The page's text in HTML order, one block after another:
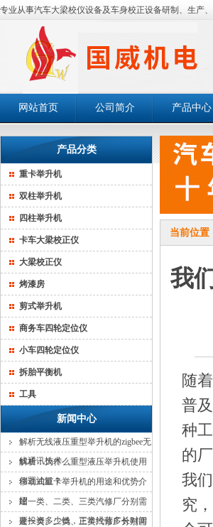
专业从事汽车大梁校仪设备及车身校正设备研制、生产、
网站首页 公司简介 产品中心
产品分类
重卡举升机
双柱举升机
四柱举升机
卡车大梁校正仪
大梁校正仪
烤漆房
剪式举升机
商务车四轮定位仪
小车四轮定位仪
拆胎平衡机
工具
新闻中心
解析无线液压重型举升机的zigbee无
线通讯技术
解析：为什么重型液压举升机使用
倒置油缸？
移动式重卡举升机的用途和优势介
绍
建一类、二类、三类汽修厂分别需
要投资多少钱，正常经营多长时间
建一类、二类、三类汽修厂分别需
当前位置
我
随
普
种
的
我
究